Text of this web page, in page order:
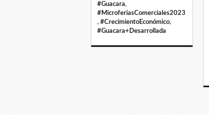
#Guacara,
#MicroferiasComerciales2023
, #CrecimientoEconómico,
#Guacara+Desarrollada